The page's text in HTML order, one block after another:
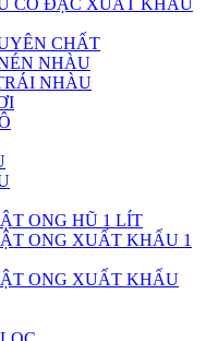
CÔ ĐẶC XUẤT KHẨU
CHẤT
NHÀU
NHÀU
ONG HŨ 1 LÍT
ONG XUẤT KHẨU 1
ONG XUẤT KHẨU